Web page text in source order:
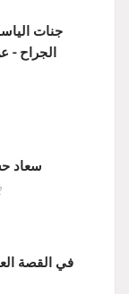
جنات
الجراح -
سعاد
في القصة